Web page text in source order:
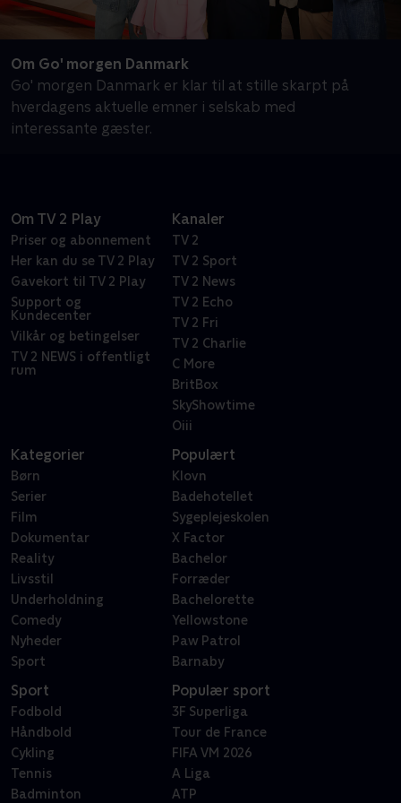
Om Go' morgen Danmark
Go' morgen Danmark er klar til at stille skarpt på
hverdagens aktuelle emner i selskab med
interessante gæster.
Om TV 2 Play
Priser og abonnement
Her kan du se TV 2 Play
Gavekort til TV 2 Play
Support og
Kundecenter
Vilkår og betingelser
TV 2 NEWS i offentligt
rum
Kanaler
TV 2
TV 2 Sport
TV 2 News
TV 2 Echo
TV 2 Fri
TV 2 Charlie
C More
BritBox
SkyShowtime
Oiii
Kategorier
Børn
Serier
Film
Dokumentar
Reality
Livsstil
Underholdning
Comedy
Nyheder
Sport
Populært
Klovn
Badehotellet
Sygeplejeskolen
X Factor
Bachelor
Forræder
Bachelorette
Yellowstone
Paw Patrol
Barnaby
Sport
Fodbold
Håndbold
Cykling
Tennis
Badminton
Populær sport
3F Superliga
Tour de France
FIFA VM 2026
A Liga
ATP